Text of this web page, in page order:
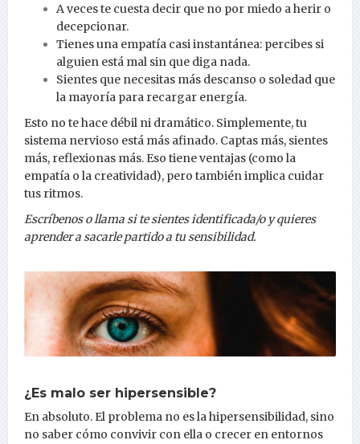
A veces te cuesta decir que no por miedo a herir o
decepcionar.
Tienes una empatía casi instantánea: percibes si
alguien está mal sin que diga nada.
Sientes que necesitas más descanso o soledad que
la mayoría para recargar energía.
Esto no te hace débil ni dramático. Simplemente, tu
sistema nervioso está más afinado. Captas más, sientes
más, reflexionas más. Eso tiene ventajas (como la
empatía o la creatividad), pero también implica cuidar
tus ritmos.
Escríbenos o llama si te sientes identificada/o y quieres
aprender a sacarle partido a tu sensibilidad.
¿Es malo ser hipersensible?
En absoluto. El problema no es la hipersensibilidad, sino
no saber cómo convivir con ella o crecer en entornos